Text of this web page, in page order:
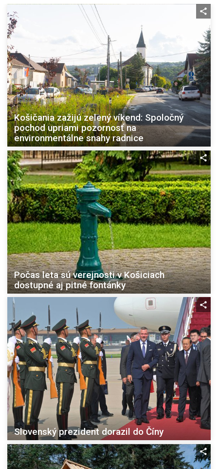
Košičania zažijú zelený víkend: Spoločný
pochod upriami pozornosť na
environmentálne snahy radnice
Počas leta sú verejnosti v Košiciach
dostupné aj pitné fontánky
Slovenský prezident dorazil do Číny